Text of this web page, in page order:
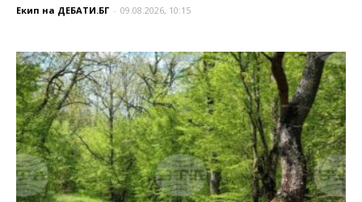
Екип на ДЕБАТИ.БГ - 09.08.2026, 10:15